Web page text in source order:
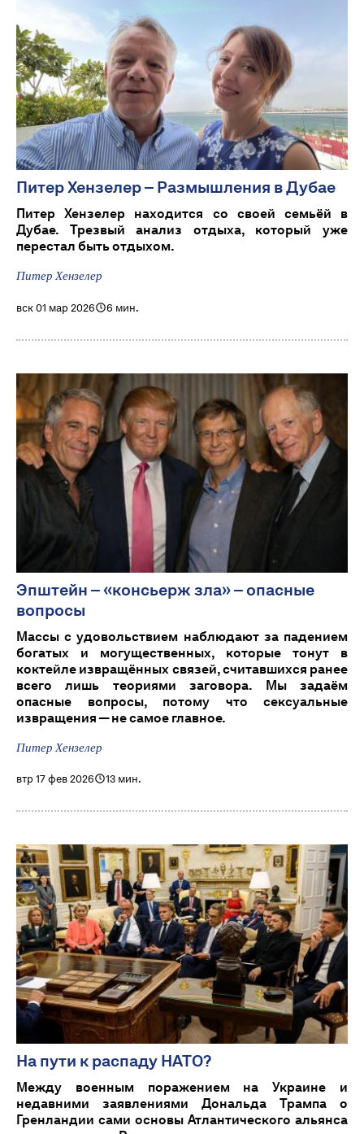
Питер Хензелер – Размышления в Дубае
Питер Хензелер находится со своей семьёй в
Дубае. Трезвый анализ отдыха, который уже
перестал быть отдыхом.
Питер Хензелер
вск 01 мар 2026 6 мин.
Эпштейн – «консьерж зла» – опасные
вопросы
Массы с удовольствием наблюдают за падением
богатых и могущественных, которые тонут в
коктейле извращённых связей, считавшихся ранее
всего лишь теориями заговора. Мы задаём
опасные вопросы, потому что сексуальные
извращения — не самое главное.
Питер Хензелер
втр 17 фев 2026 13 мин.
На пути к распаду НАТО?
Между военным поражением на Украине и
недавними заявлениями Дональда Трампа о
Гренландии сами основы Атлантического альянса